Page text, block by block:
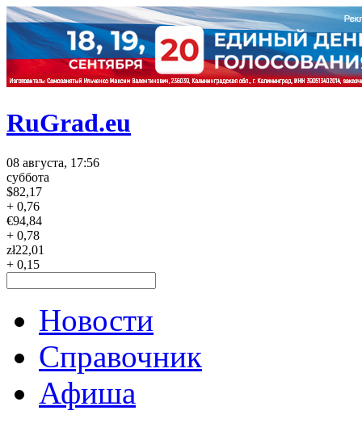
RuGrad.eu
08 августа, 17:56
суббота
$82,17
+ 0,76
€94,84
+ 0,78
zł22,01
+ 0,15
Новости
Справочник
Афиша